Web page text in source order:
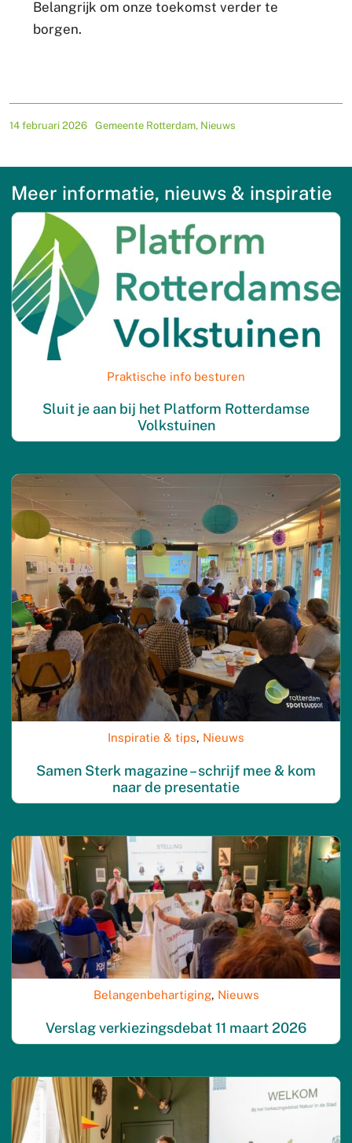
Belangrijk om onze toekomst verder te
borgen.
14 februari 2026 Gemeente Rotterdam, Nieuws
Meer informatie, nieuws & inspiratie
Praktische info besturen
Sluit je aan bij het Platform Rotterdamse
Volkstuinen
Inspiratie & tips, Nieuws
Samen Sterk magazine – schrijf mee & kom
naar de presentatie
Belangenbehartiging, Nieuws
Verslag verkiezingsdebat 11 maart 2026